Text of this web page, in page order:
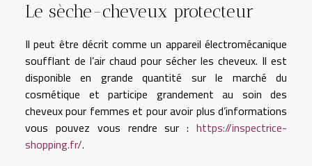
Le sèche-cheveux protecteur
Il peut être décrit comme un appareil électromécanique
soufflant de l’air chaud pour sécher les cheveux. Il est
disponible en grande quantité sur le marché du
cosmétique et participe grandement au soin des
cheveux pour femmes et pour avoir plus d’informations
vous pouvez vous rendre sur : https://inspectrice-
shopping.fr/.